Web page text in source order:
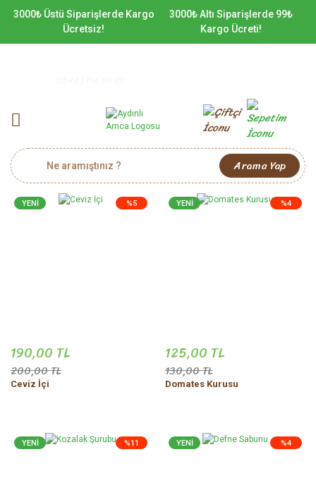
3000₺ Üstü Siparişlerde Kargo
Ücretsiz!
3000₺ Altı Siparişlerde 99₺
Kargo Ücreti!
Arama Yap
%5
YENİ
190,00 TL
200,00 TL
Ceviz İçi
%4
YENİ
125,00 TL
130,00 TL
Domates Kurusu
%11
YENİ %4
YENİ